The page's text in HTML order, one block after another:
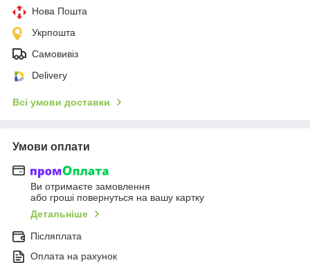
Нова Пошта
Укрпошта
Самовивіз
Delivery
Всі умови доставки
Умови оплати
Ви отримаєте замовлення
або гроші повернуться на вашу картку
Детальніше
Післяплата
Оплата на рахунок